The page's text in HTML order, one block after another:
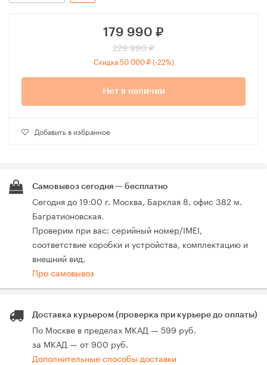
179 990 ₽
229 990 ₽
Скидка 50 000 ₽ (-22%)
Нет в наличии
Добавить в избранное
Самовывоз сегодня — бесплатно
Сегодня до 19:00 г. Москва, Барклая 8. офис 382 м.
Багратионовская.
Проверим при вас: серийный номер/IMEI,
соответствие коробки и устройства, комплектацию и
внешний вид.
Про самовывоз
Доставка курьером (проверка при курьере до оплаты)
По Москве в пределах МКАД — 599 руб.
за МКАД — от 900 руб.
Дополнительные способы доставки